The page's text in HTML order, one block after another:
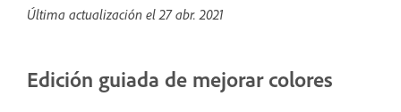
Última actualización el27 abr. 2021
Edición guiada de mejorar colores